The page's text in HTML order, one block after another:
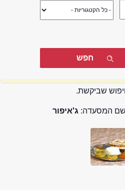
שביקשת.
שם המסעדה: ג'איפור